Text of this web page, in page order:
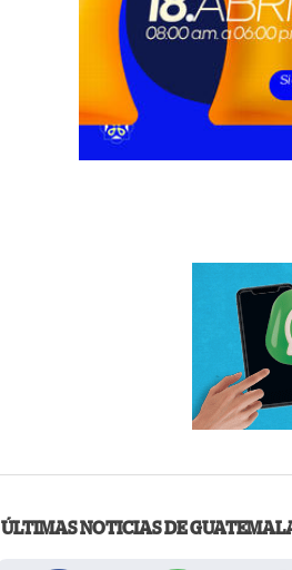
ÚLTIMAS NOTICIAS DE